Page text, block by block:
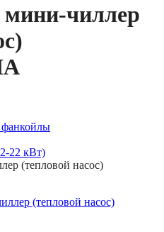
чиллер
22 кВт)
(тепловой насос)